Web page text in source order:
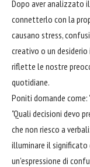
Dopo aver analizzato
connetterlo con la
causano stress,
creativo o un desiderio
riflette le nostre
quotidiane.
Poniti domande come:
"Quali decisioni devo
che non riesco a
illuminare il significato
un'espressione di